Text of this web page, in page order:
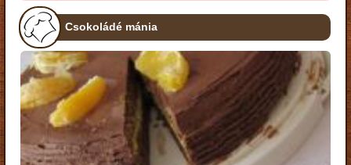
Csokoládé mánia